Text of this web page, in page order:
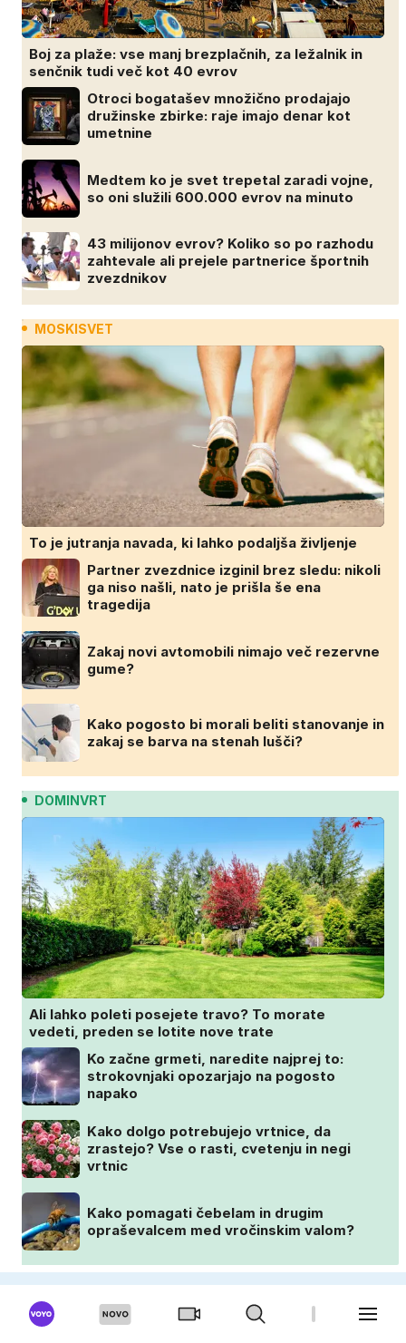
Boj za plaže: vse manj brezplačnih, za ležalnik in
senčnik tudi več kot 40 evrov
Otroci bogatašev množično prodajajo
družinske zbirke: raje imajo denar kot
umetnine
Medtem ko je svet trepetal zaradi vojne,
so oni služili 600.000 evrov na minuto
43 milijonov evrov? Koliko so po razhodu
zahtevale ali prejele partnerice športnih
zvezdnikov
MOSKISVET
To je jutranja navada, ki lahko podaljša življenje
Partner zvezdnice izginil brez sledu: nikoli
ga niso našli, nato je prišla še ena
tragedija
Zakaj novi avtomobili nimajo več rezervne
gume?
Kako pogosto bi morali beliti stanovanje in
zakaj se barva na stenah lušči?
DOMINVRT
Ali lahko poleti posejete travo? To morate
vedeti, preden se lotite nove trate
Ko začne grmeti, naredite najprej to:
strokovnjaki opozarjajo na pogosto
napako
Kako dolgo potrebujejo vrtnice, da
zrastejo? Vse o rasti, cvetenju in negi
vrtnic
Kako pomagati čebelam in drugim
opraševalcem med vročinskim valom?
OKUSNO